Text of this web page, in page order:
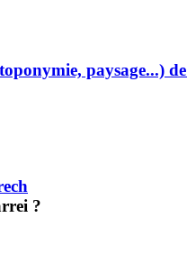
paysage...) de
?